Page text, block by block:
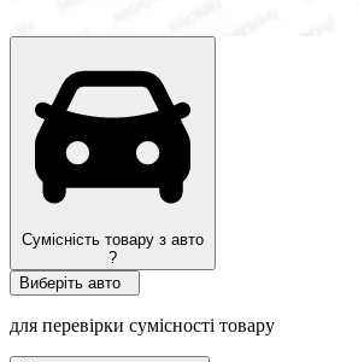
Сумісність товару з авто
?
Виберіть авто
для перевірки сумісності товару